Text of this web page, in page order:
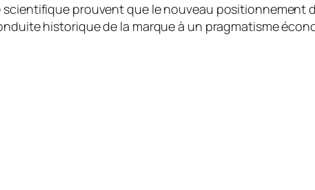
prouvent que le nouveau positionnement
historique de la marque à un pragmatisme